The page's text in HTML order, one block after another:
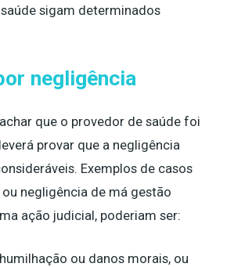
sigam determinados
negligência
que o provedor de saúde foi
provar que a negligência
Exemplos de casos
negligência de má gestão
ação judicial, poderiam ser:
ou danos morais, ou